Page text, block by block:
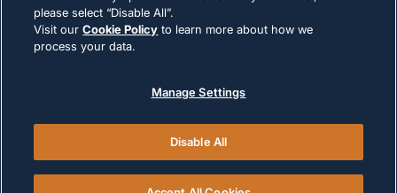
Cookie-Richtlinie
RECHTLICHE HINWEISE UND
© 2026 Versigent. All rights reserved
please select “Disable All”.
Visit ourCookie Policy to learn more about how we
process your data.
Manage Settings
Disable All